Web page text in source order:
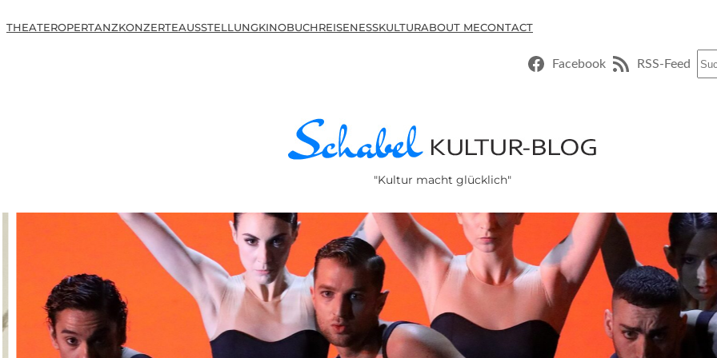
THEATEROPERTANZKONZERTEAUSSTELLUNGKINOBUCHREISENESSKULTURABOUT MECONTACT
Facebook RSS-Feed
"Kultur macht glücklich"